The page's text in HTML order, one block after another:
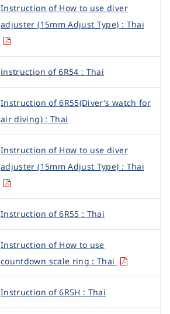
Instruction of How to use diver
adjuster (15mm Adjust Type) : Thai
instruction of 6R54 : Thai
Instruction of 6R55(Diver’s watch for
air diving) : Thai
Instruction of How to use diver
adjuster (15mm Adjust Type) : Thai
Instruction of 6R55 : Thai
Instruction of How to use
countdown scale ring : Thai
Instruction of 6R5H : Thai